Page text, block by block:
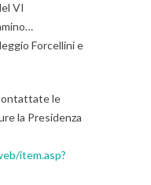
VI
Forcellini e
le
la Presidenza
item.asp?